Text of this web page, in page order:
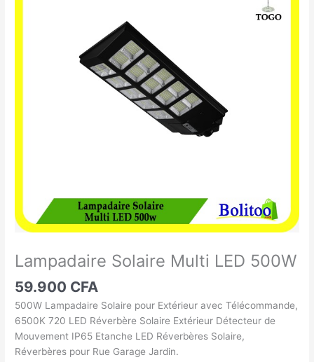
Lampadaire Solaire Multi LED 500W
59.900 CFA
500W Lampadaire Solaire pour Extérieur avec Télécommande,
6500K 720 LED Réverbère Solaire Extérieur Détecteur de
Mouvement IP65 Etanche LED Réverbères Solaire,
Réverbères pour Rue Garage Jardin.